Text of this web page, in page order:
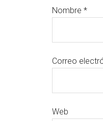
Nombre *
Correo
Web